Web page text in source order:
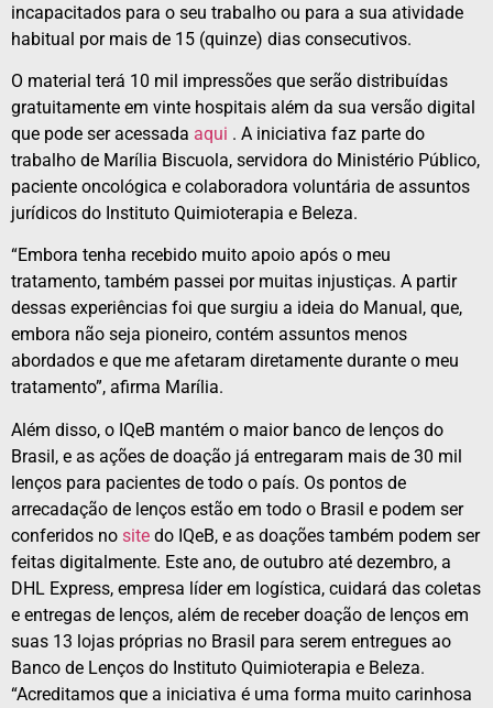
incapacitados para o seu trabalho ou para a sua atividade
habitual por mais de 15 (quinze) dias consecutivos.
O material terá 10 mil impressões que serão distribuídas
gratuitamente em vinte hospitais além da sua versão digital
que pode ser acessada aqui . A iniciativa faz parte do
trabalho de Marília Biscuola, servidora do Ministério Público,
paciente oncológica e colaboradora voluntária de assuntos
jurídicos do Instituto Quimioterapia e Beleza.
“Embora tenha recebido muito apoio após o meu
tratamento, também passei por muitas injustiças. A partir
dessas experiências foi que surgiu a ideia do Manual, que,
embora não seja pioneiro, contém assuntos menos
abordados e que me afetaram diretamente durante o meu
tratamento”, afirma Marília.
Além disso, o IQeB mantém o maior banco de lenços do
Brasil, e as ações de doação já entregaram mais de 30 mil
lenços para pacientes de todo o país. Os pontos de
arrecadação de lenços estão em todo o Brasil e podem ser
conferidos no site do IQeB, e as doações também podem ser
feitas digitalmente. Este ano, de outubro até dezembro, a
DHL Express, empresa líder em logística, cuidará das coletas
e entregas de lenços, além de receber doação de lenços em
suas 13 lojas próprias no Brasil para serem entregues ao
Banco de Lenços do Instituto Quimioterapia e Beleza.
“Acreditamos que a iniciativa é uma forma muito carinhosa